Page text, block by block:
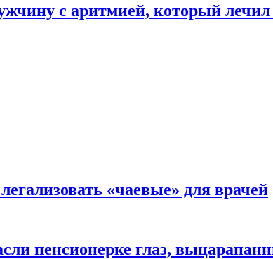
с аритмией, который
«чаевые» для врачей
пенсионерке глаз,